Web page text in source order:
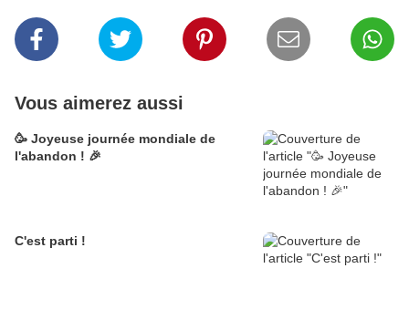
Vous aimerez aussi
🥳 Joyeuse journée mondiale de
l'abandon ! 🎉
C'est parti !